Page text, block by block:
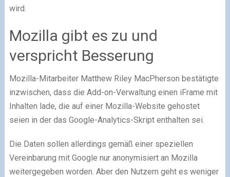
wird.
Mozilla gibt es zu und
verspricht Besserung
Mozilla-Mitarbeiter Matthew Riley MacPherson bestätigte
inzwischen, dass die Add-on-Verwaltung einen iFrame mit
Inhalten lade, die auf einer Mozilla-Website gehostet
seien in der das Google-Analytics-Skript enthalten sei.
Die Daten sollen allerdings gemäß einer speziellen
Vereinbarung mit Google nur anonymisiert an Mozilla
weitergegeben worden. Aber den Nutzern geht es weniger